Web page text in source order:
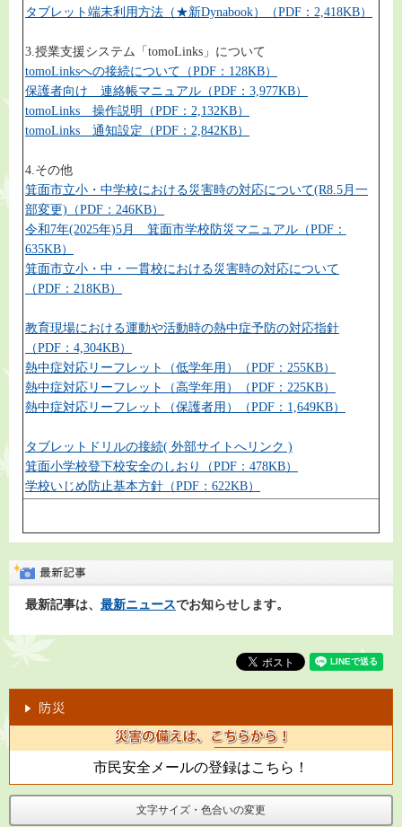
タブレット端末利用方法（★新Dynabook）（PDF：2,418KB）
3.授業支援システム「tomoLinks」について
tomoLinksへの接続について（PDF：128KB）
保護者向け 連絡帳マニュアル（PDF：3,977KB）
tomoLinks 操作説明（PDF：2,132KB）
tomoLinks 通知設定（PDF：2,842KB）
4.その他
箕面市立小・中学校における災害時の対応について(R8.5月一
部変更)（PDF：246KB）
令和7年(2025年)5月 箕面市学校防災マニュアル（PDF：
635KB）
箕面市立小・中・一貫校における災害時の対応について
（PDF：218KB）
教育現場における運動や活動時の熱中症予防の対応指針
（PDF：4,304KB）
熱中症対応リーフレット（低学年用）（PDF：255KB）
熱中症対応リーフレット（高学年用）（PDF：225KB）
熱中症対応リーフレット（保護者用）（PDF：1,649KB）
タブレットドリルの接続( 外部サイトへリンク )
箕面小学校登下校安全のしおり（PDF：478KB）
学校いじめ防止基本方針（PDF：622KB）
最新記事は、 最新ニュースでお知らせします。
市民安全メールの登録はこちら！
文字サイズ・色合いの変更